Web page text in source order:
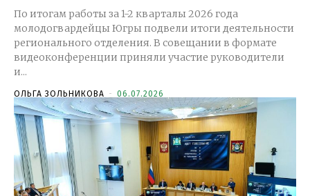
По итогам работы за 1-2 кварталы 2026 года
молодогвардейцы Югры подвели итоги деятельности
регионального отделения. В совещании в формате
видеоконференции приняли участие руководители
и...
ОЛЬГА ЗОЛЬНИКОВА - 06.07.2026